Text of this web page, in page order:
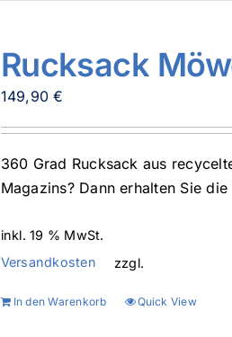
Rucksack
149,90€
360 Grad Rucksack aus
Magazins? Dann erhalten Sie
inkl. 19 % MwSt.
zzgl.
Versandkosten
In den Warenkorb Quick View